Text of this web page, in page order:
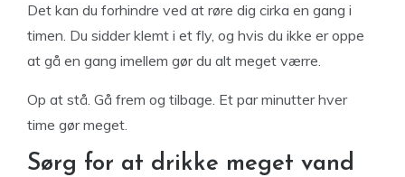
Det kan du forhindre ved at røre dig cirka en gang i
timen. Du sidder klemt i et fly, og hvis du ikke er oppe
at gå en gang imellem gør du alt meget værre.
Op at stå. Gå frem og tilbage. Et par minutter hver
time gør meget.
Sørg for at drikke meget vand